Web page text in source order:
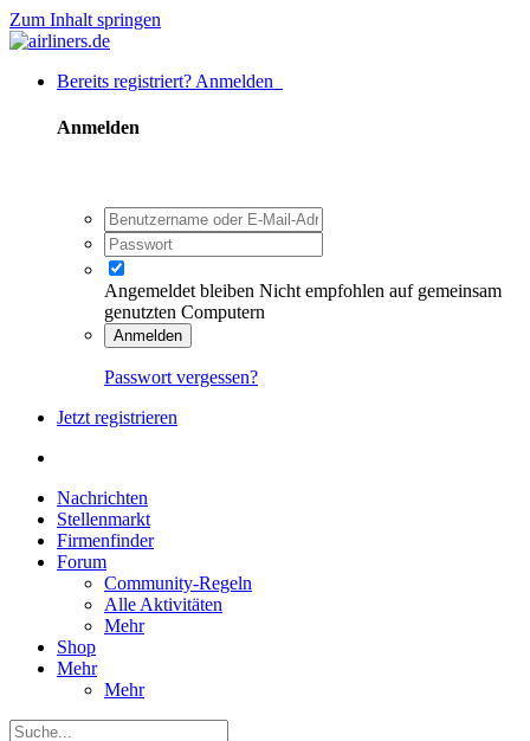
Zum Inhalt springen
Bereits registriert? Anmelden
Anmelden
Angemeldet bleiben Nicht empfohlen auf gemeinsam
genutzten Computern
Anmelden
Passwort vergessen?
Jetzt registrieren
Nachrichten
Stellenmarkt
Firmenfinder
Forum
Community-Regeln
Alle Aktivitäten
Mehr
Shop
Mehr
Mehr